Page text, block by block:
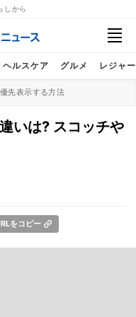
しから
ヘルスケア グルメ レジャー
先表示する方法
いは? スコッチや
をコピー